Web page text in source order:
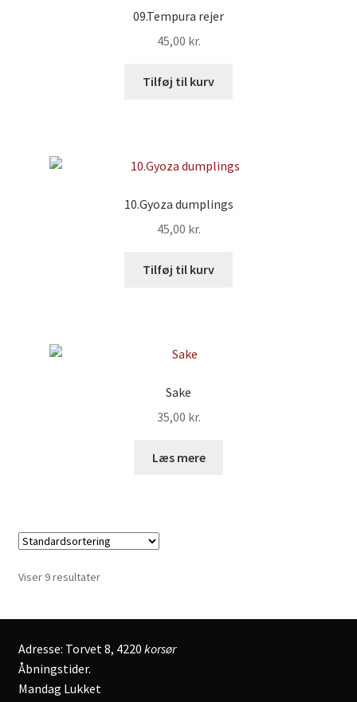
09.Tempura rejer
45,00 kr.
Tilføj til kurv
10.Gyoza dumplings
45,00 kr.
Tilføj til kurv
Sake
35,00 kr.
Læs mere
Viser 9 resultater
Adresse: Torvet 8, 4220 korsør
Åbningstider.
Mandag Lukket